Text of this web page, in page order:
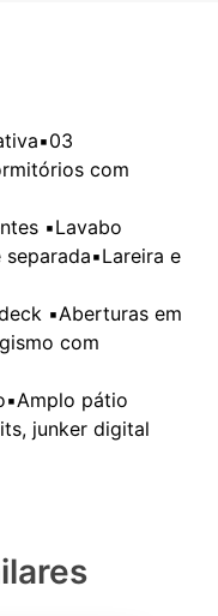
com
▪️Lavabo
e
▪️Aberturas em
com
pátio